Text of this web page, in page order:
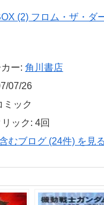
(2) フロム・ザ・ダ
ー: 角川書店
07/26
ミック
リック : 4回
むブログ (24件) を見る